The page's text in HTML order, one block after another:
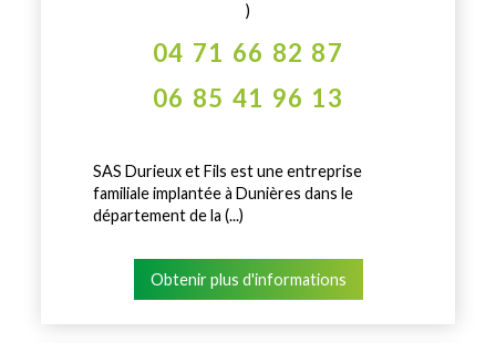
)
04 71 66 82 87
06 85 41 96 13
SAS Durieux et Fils est une entreprise
familiale implantée à Dunières dans le
département de la (...)
Obtenir plus d'informations